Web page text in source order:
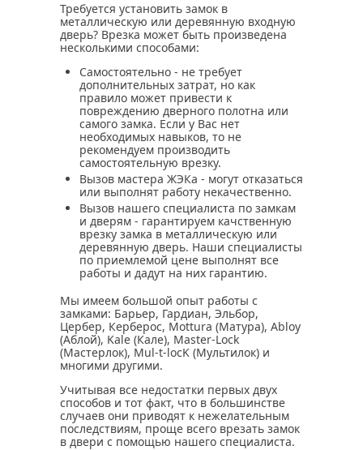
Требуется установить замок в
металлическую или деревянную входную
дверь? Врезка может быть произведена
несколькими способами:
Самостоятельно - не требует
дополнительных затрат, но как
правило может привести к
повреждению дверного полотна или
самого замка. Если у Вас нет
необходимых навыков, то не
рекомендуем производить
самостоятельную врезку.
Вызов мастера ЖЭКа - могут отказаться
или выполнят работу некачественно.
Вызов нашего специалиста по замкам
и дверям - гарантируем качственную
врезку замка в металлическую или
деревянную дверь. Наши специалисты
по приемлемой цене выполнят все
работы и дадут на них гарантию.
Мы имеем большой опыт работы с
замками: Барьер, Гардиан, Эльбор,
Цербер, Керберос, Mottura (Матура), Abloy
(Аблой), Kale (Кале), Master-Lock
(Мастерлок), Mul-t-locK (Мультилок) и
многими другими.
Учитывая все недостатки первых двух
способов и тот факт, что в большинстве
случаев они приводят к нежелательным
последствиям, проще всего врезать замок
в двери с помощью нашего специалиста.